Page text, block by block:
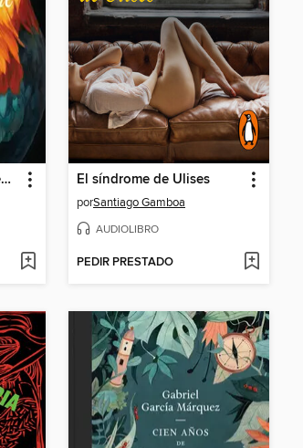
El coronel no tiene quien le escriba El síndrome de Ulises
porSantiago Gamboa
AUDIOLIBRO
PEDIR PRESTADO